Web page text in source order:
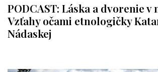
PODCAST: Láska a dvorenie
Vzťahy očami etnologičky
Nádaskej